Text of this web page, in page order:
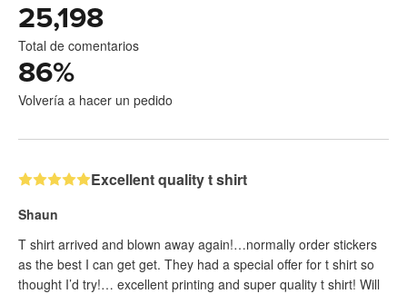
25,198
Total de comentarios
86%
Volvería a hacer un pedido
Excellent quality t shirt
Shaun
T shirt arrived and blown away again!…normally order stickers
as the best I can get get. They had a special offer for t shirt so
thought I’d try!… excellent printing and super quality t shirt! Will